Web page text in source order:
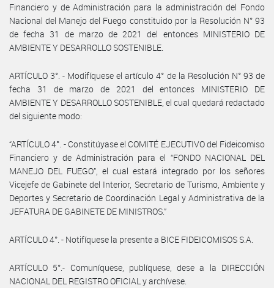
Financiero y de Administración para la administración del Fondo
Nacional del Manejo del Fuego constituido por la Resolución N° 93
de fecha 31 de marzo de 2021 del entonces MINISTERIO DE
AMBIENTE Y DESARROLLO SOSTENIBLE.
ARTÍCULO 3°. - Modifíquese el artículo 4° de la Resolución N° 93 de
fecha 31 de marzo de 2021 del entonces MINISTERIO DE
AMBIENTE Y DESARROLLO SOSTENIBLE, el cual quedará redactado
del siguiente modo:
“ARTÍCULO 4°. - Constitúyase el COMITÉ EJECUTIVO del Fideicomiso
Financiero y de Administración para el “FONDO NACIONAL DEL
MANEJO DEL FUEGO”, el cual estará integrado por los señores
Vicejefe de Gabinete del Interior, Secretario de Turismo, Ambiente y
Deportes y Secretario de Coordinación Legal y Administrativa de la
JEFATURA DE GABINETE DE MINISTROS.”
ARTÍCULO 4°. - Notifíquese la presente a BICE FIDEICOMISOS S.A.
ARTÍCULO 5°.- Comuníquese, publíquese, dese a la DIRECCIÓN
NACIONAL DEL REGISTRO OFICIAL y archívese.